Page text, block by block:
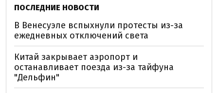
ПОСЛЕДНИЕ НОВОСТИ
В Венесуэле вспыхнули протесты из-за
ежедневных отключений света
Китай закрывает аэропорт и
останавливает поезда из-за тайфуна
"Дельфин"